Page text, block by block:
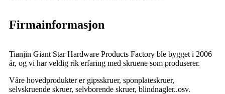
Firmainformasjon
Tianjin Giant Star Hardware Products Factory ble bygget i 2006
år, og vi har veldig rik erfaring med skruene som produserer.
Våre hovedprodukter er gipsskruer, sponplateskruer,
selvskruende skruer, selvborende skruer, blindnagler..osv.